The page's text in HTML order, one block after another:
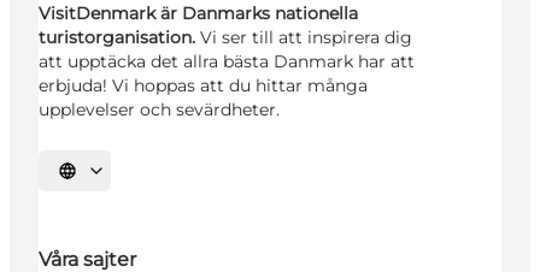
VisitDenmark är Danmarks nationella
turistorganisation. Vi ser till att inspirera dig
att upptäcka det allra bästa Danmark har att
erbjuda! Vi hoppas att du hittar många
upplevelser och sevärdheter.
Välj språk
Våra sajter